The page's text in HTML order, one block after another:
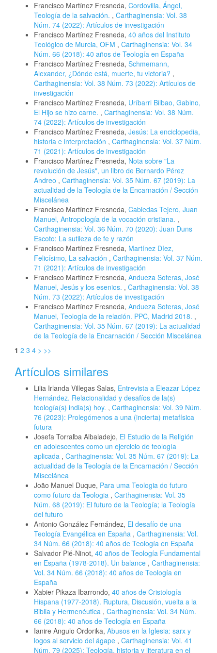
Francisco Martínez Fresneda, Cordovilla, Ángel,
Teología de la salvación. , Carthaginensia: Vol. 38
Núm. 74 (2022): Artículos de investigación
Francisco Martínez Fresneda, 40 años del Instituto
Teológico de Murcia, OFM , Carthaginensia: Vol. 34
Núm. 66 (2018): 40 años de Teología en España
Francisco Martínez Fresneda, Schmemann,
Alexander, ¿Dónde está, muerte, tu victoria? ,
Carthaginensia: Vol. 38 Núm. 73 (2022): Artículos de
investigación
Francisco Martínez Fresneda, Uríbarri Bilbao, Gabino,
El Hijo se hizo carne. , Carthaginensia: Vol. 38 Núm.
74 (2022): Artículos de investigación
Francisco Martínez Fresneda, Jesús: La enciclopedia,
historia e interpretación , Carthaginensia: Vol. 37 Núm.
71 (2021): Artículos de investigación
Francisco Martínez Fresneda, Nota sobre "La
revolución de Jesús", un libro de Bernardo Pérez
Andreo , Carthaginensia: Vol. 35 Núm. 67 (2019): La
actualidad de la Teología de la Encarnación / Sección
Miscelánea
Francisco Martínez Fresneda, Cabiedas Tejero, Juan
Manuel, Antropología de la vocación cristiana. ,
Carthaginensia: Vol. 36 Núm. 70 (2020): Juan Duns
Escoto: La sutileza de fe y razón
Francisco Martínez Fresneda, Martínez Díez,
Felicísimo, La salvación , Carthaginensia: Vol. 37 Núm.
71 (2021): Artículos de investigación
Francisco Martínez Fresneda, Andueza Soteras, José
Manuel, Jesús y los esenios. , Carthaginensia: Vol. 38
Núm. 73 (2022): Artículos de investigación
Francisco Martínez Fresneda, Andueza Soteras, José
Manuel, Teología de la relación. PPC, Madrid 2018. ,
Carthaginensia: Vol. 35 Núm. 67 (2019): La actualidad
de la Teología de la Encarnación / Sección Miscelánea
1 2 3 4 > >>
Artículos similares
Lilia Irlanda Villegas Salas, Entrevista a Eleazar López
Hernández. Relacionalidad y desafíos de la(s)
teología(s) india(s) hoy. , Carthaginensia: Vol. 39 Núm.
76 (2023): Prolegómenos a una (incierta) metafísica
futura
Josefa Torralba Albaladejo, El Estudio de la Religión
en adolescentes como un ejercicio de teología
aplicada , Carthaginensia: Vol. 35 Núm. 67 (2019): La
actualidad de la Teología de la Encarnación / Sección
Miscelánea
João Manuel Duque, Para uma Teologia do futuro
como futuro da Teologia , Carthaginensia: Vol. 35
Núm. 68 (2019): El futuro de la Teología; la Teología
del futuro
Antonio González Fernández, El desafío de una
Teología Evangélica en España , Carthaginensia: Vol.
34 Núm. 66 (2018): 40 años de Teología en España
Salvador Pié-Ninot, 40 años de Teología Fundamental
en España (1978-2018). Un balance , Carthaginensia:
Vol. 34 Núm. 66 (2018): 40 años de Teología en
España
Xabier Pikaza Ibarrondo, 40 años de Cristología
Hispana (1977-2018). Ruptura, Discusión, vuelta a la
Biblia y Hermenéutica , Carthaginensia: Vol. 34 Núm.
66 (2018): 40 años de Teología en España
Ianire Angulo Ordorika, Abusos en la Iglesia: sarx y
logos al servicio del ágape , Carthaginensia: Vol. 41
Núm. 79 (2025): Teología, historia y literatura en el